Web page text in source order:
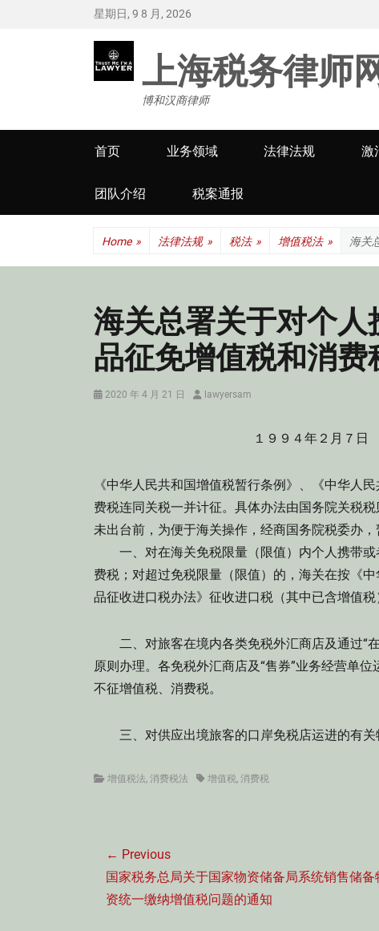
星期日, 9 8 月, 2026
上海税务律师
博和汉商律师
Primary
menu
首页 业务领域 法律法规 激
团队介绍 税案通报
Home » 法律法规 » 税法 » 增值税法 » 海关
海关总署关于对个
品征免增值税和消费
Posted
2020 年 4 月 21 日 Authorlawyersam
１９９４年２月７
《中华人民共和国增值税暂行条例》、《中华人
费税连同关税一并计征。具体办法由国务院关税
未出台前，为便于海关操作，经商国务院税委办，
一、对在海关免税限量（限值）内个人携带或
费税；对超过免税限量（限值）的，海关在按《
品征收进口税办法》征收进口税（其中已含增值税
二、对旅客在境内各类免税外汇商店及通过“
原则办理。各免税外汇商店及“售券”业务经营单
不征增值税、消费税。
三、对供应出境旅客的口岸免税店运进的有关
Categories
增值税法, 消费税法 Tags增值税, 消费税
章
导
航
← Previous
Previous
post:
国家税务总局关于国家物资储备局系统销售储备
资统一缴纳增值税问题的通知